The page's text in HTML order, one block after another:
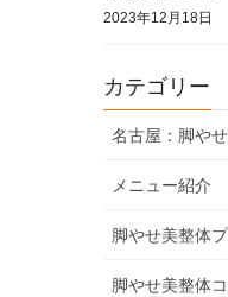
2023年12月18日
カテゴリー
名古屋：脚や
メニュー紹介
脚やせ美整体
脚やせ美整体